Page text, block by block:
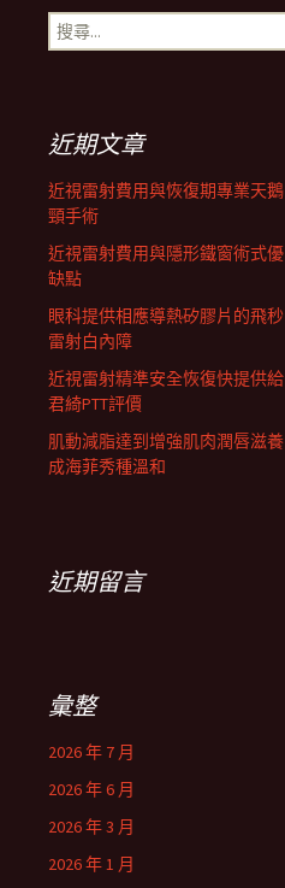
航
列
搜
尋
近期文章
近視雷射費用與恢復期專業天鵝
頸手術
近視雷射費用與隱形鐵窗術式優
缺點
眼科提供相應導熱矽膠片的飛秒
雷射白內障
近視雷射精準安全恢復快提供給
君綺PTT評價
肌動減脂達到增強肌肉潤唇滋養
成海菲秀種溫和
近期留言
彙整
2026 年 7 月
2026 年 6 月
2026 年 3 月
2026 年 1 月